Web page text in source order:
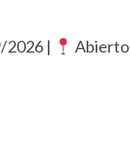
| Abierto